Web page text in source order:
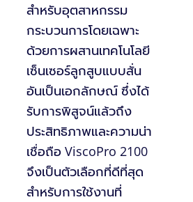
สำหรับอุตสาหกรรม
กระบวนการโดยเฉพาะ
ด้วยการผสานเทคโนโลยี
เซ็นเซอร์ลูกสูบแบบสั่น
อันเป็นเอกลักษณ์ ซึ่งได้
รับการพิสูจน์แล้วถึง
ประสิทธิภาพและความน่า
เชื่อถือ ViscoPro 2100
จึงเป็นตัวเลือกที่ดีที่สุด
สำหรับการใช้งานที่